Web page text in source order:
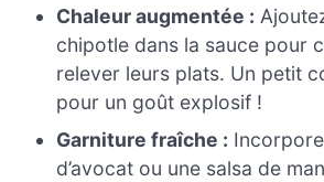
Chaleur augmentée :
chipotle dans la sauce pour
relever leurs plats. Un petit
pour un goût explosif !
Garniture fraîche :
d’avocat ou une salsa de